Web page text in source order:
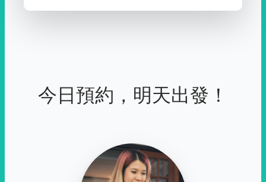
今日預約，明天出發！